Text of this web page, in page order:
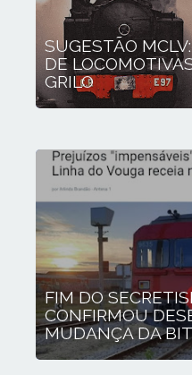
SUGESTÃO
DE
GRILO
FIM DO
CONFIRMOU
MUDANÇA DA